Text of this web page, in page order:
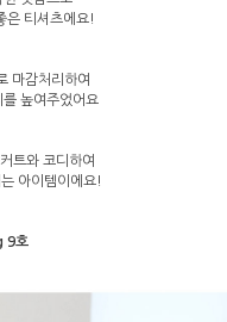
은 티셔츠에요!
마감처리하여
높여주었어요
트와 코디하여
아이템이에요!
9호